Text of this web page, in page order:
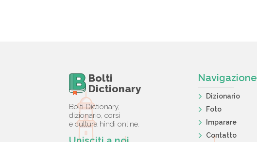
Bolti
Dictionary
Bolti Dictionary,
dizionario, corsi
e cultura hindi online.
Navigazione
Dizionario
Foto
Imparare
Contatto